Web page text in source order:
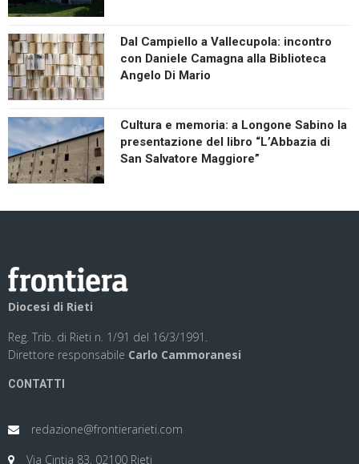
Dal Campiello a Vallecupola: incontro
con Daniele Camagna alla Biblioteca
Angelo Di Mario
Cultura e memoria: a Longone Sabino la
presentazione del libro “L’Abbazia di
San Salvatore Maggiore”
Diocesi di Rieti
Reg. Trib. di Rieti n. 1/91 del 16/3/1991.
Direttore responsabile Carlo Cammoranesi
CONTATTI
redazione@frontierarieti.com
Via Cintia 83, 02100 Rieti